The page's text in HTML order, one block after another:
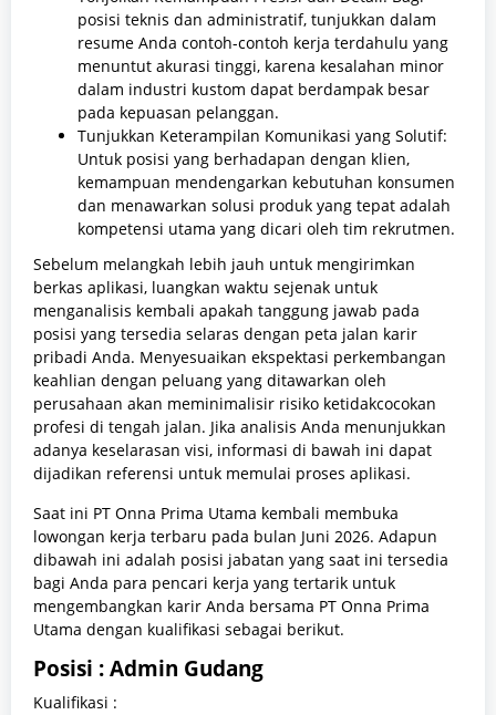
posisi teknis dan administratif, tunjukkan dalam
resume Anda contoh-contoh kerja terdahulu yang
menuntut akurasi tinggi, karena kesalahan minor
dalam industri kustom dapat berdampak besar
pada kepuasan pelanggan.
Tunjukkan Keterampilan Komunikasi yang Solutif:
Untuk posisi yang berhadapan dengan klien,
kemampuan mendengarkan kebutuhan konsumen
dan menawarkan solusi produk yang tepat adalah
kompetensi utama yang dicari oleh tim rekrutmen.
Sebelum melangkah lebih jauh untuk mengirimkan
berkas aplikasi, luangkan waktu sejenak untuk
menganalisis kembali apakah tanggung jawab pada
posisi yang tersedia selaras dengan peta jalan karir
pribadi Anda. Menyesuaikan ekspektasi perkembangan
keahlian dengan peluang yang ditawarkan oleh
perusahaan akan meminimalisir risiko ketidakcocokan
profesi di tengah jalan. Jika analisis Anda menunjukkan
adanya keselarasan visi, informasi di bawah ini dapat
dijadikan referensi untuk memulai proses aplikasi.
Saat ini PT Onna Prima Utama kembali membuka
lowongan kerja terbaru pada bulan Juni 2026. Adapun
dibawah ini adalah posisi jabatan yang saat ini tersedia
bagi Anda para pencari kerja yang tertarik untuk
mengembangkan karir Anda bersama PT Onna Prima
Utama dengan kualifikasi sebagai berikut.
Posisi : Admin Gudang
Kualifikasi :